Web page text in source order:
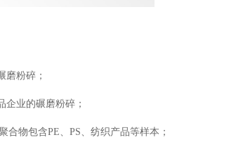
粉碎；
业的碾磨粉碎；
物包含PE、PS、纺织产品等样本；